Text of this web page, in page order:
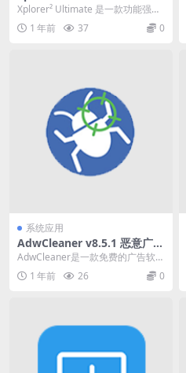
一款功能强大的 Windows 文
件管理器
Xplorer² Ultimate 是一款功能强大
的 Windows 文件管理器...
1 年前 37 0
系统应用
AdwCleaner v8.5.1 恶意广告
软件清理工具中文绿色版下载
AdwCleaner是一款免费的广告软件
清理工具，它可以快速扫描并清除
计算机中的...
1 年前 26 0